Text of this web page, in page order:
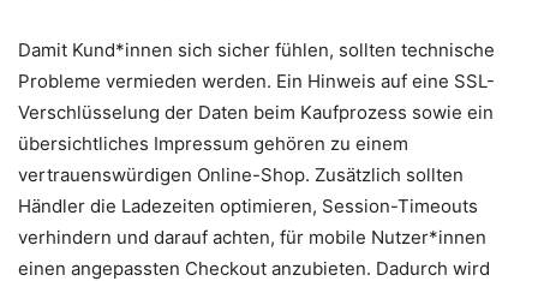
Damit Kund*innen sich sicher fühlen, sollten technische
Probleme vermieden werden. Ein Hinweis auf eine SSL-
Verschlüsselung der Daten beim Kaufprozess sowie ein
übersichtliches Impressum gehören zu einem
vertrauenswürdigen Online-Shop. Zusätzlich sollten
Händler die Ladezeiten optimieren, Session-Timeouts
verhindern und darauf achten, für mobile Nutzer*innen
einen angepassten Checkout anzubieten. Dadurch wird